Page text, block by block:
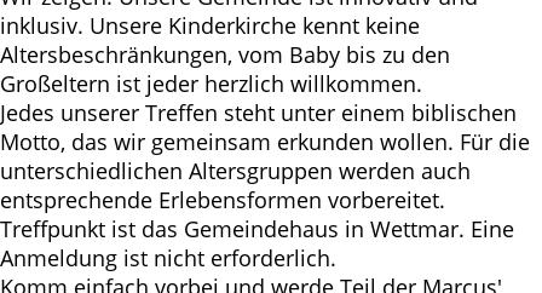
inklusiv. Unsere Kinderkirche kennt keine
Altersbeschränkungen, vom Baby bis zu den
Großeltern ist jeder herzlich willkommen.
Jedes unserer Treffen steht unter einem biblischen
Motto, das wir gemeinsam erkunden wollen. Für die
unterschiedlichen Altersgruppen werden auch
entsprechende Erlebensformen vorbereitet.
Treffpunkt ist das Gemeindehaus in Wettmar. Eine
Anmeldung ist nicht erforderlich.
Komm einfach vorbei und werde Teil der Marcus'